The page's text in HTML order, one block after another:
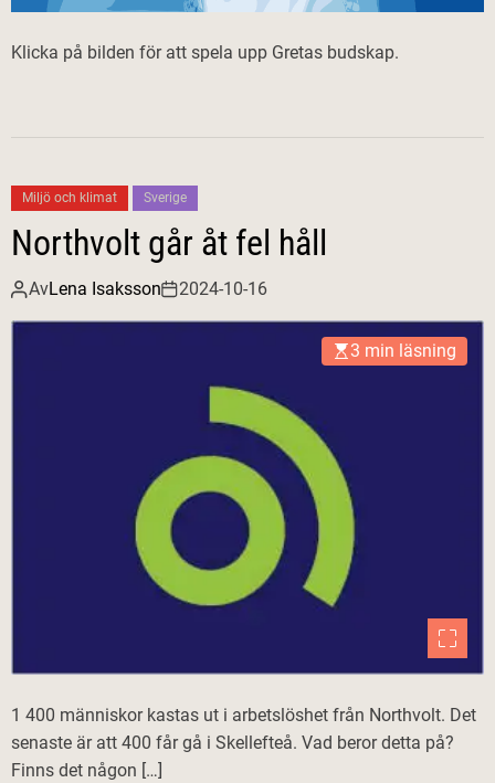
Klicka på bilden för att spela upp Gretas budskap.
Miljö och klimat Sverige
Northvolt går åt fel håll
AvLena Isaksson 2024-10-16
3 min läsning
1 400 människor kastas ut i arbetslöshet från Northvolt. Det
senaste är att 400 får gå i Skellefteå. Vad beror detta på?
Finns det någon […]